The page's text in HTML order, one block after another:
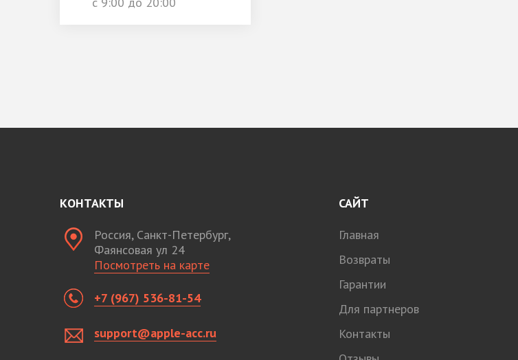
КОНТАКТЫ
Россия, Санкт-Петербург,
Фаянсовая ул 24
Посмотреть на карте
+7 (967) 536-81-54
support@apple-acc.ru
САЙТ
Главная
Возвраты
Гарантии
Для партнеров
Контакты